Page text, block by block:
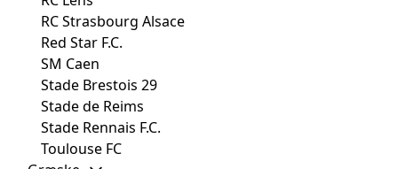
RC Strasbourg Alsace
Red Star F.C.
SM Caen
Stade Brestois 29
Stade de Reims
Stade Rennais F.C.
Toulouse FC